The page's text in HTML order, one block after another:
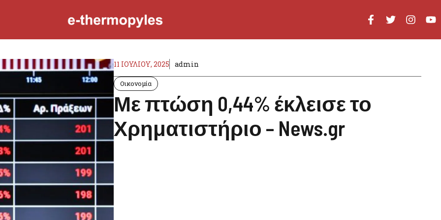
11 ΙΟΥΛΊΟΥ, 2025 admin
Οικονομία
Με πτώση 0,44% έκλεισε το
Χρηματιστήριο – News.gr